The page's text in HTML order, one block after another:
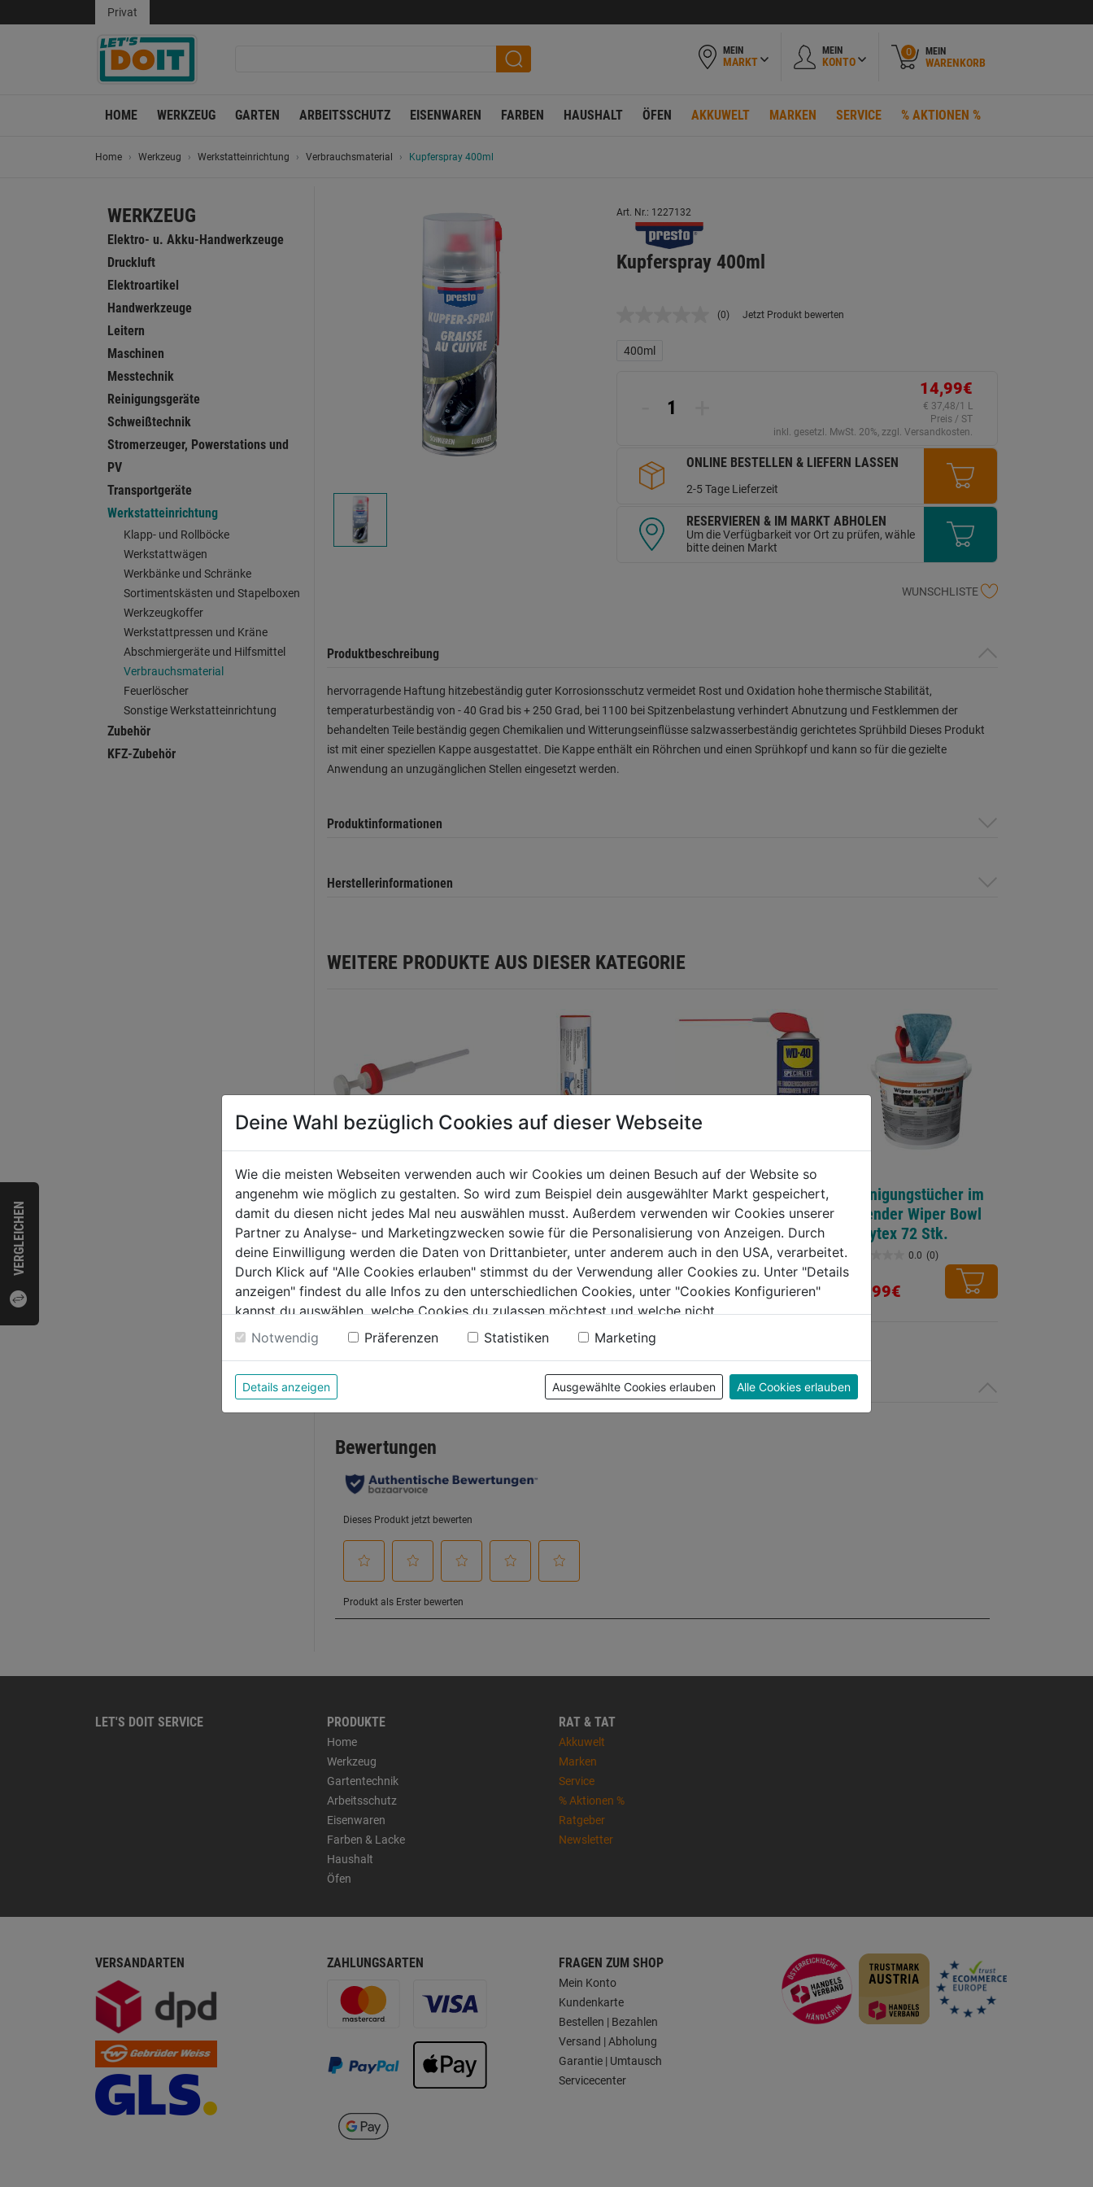
VERGLEICHEN
Privat
MEIN
MARKT
MEIN
KONTO
0 MEIN
WARENKORB
HOME WERKZEUG GARTEN ARBEITSSCHUTZ EISENWAREN FARBEN HAUSHALT ÖFEN AKKUWELT MARKEN SERVICE % AKTIONEN %
Home Werkzeug Werkstatteinrichtung Verbrauchsmaterial Kupferspray 400ml
WERKZEUG
Elektro- u. Akku-Handwerkzeuge
Druckluft
Elektroartikel
Handwerkzeuge
Leitern
Maschinen
Messtechnik
Reinigungsgeräte
Schweißtechnik
Stromerzeuger, Powerstations und
PV
Transportgeräte
Werkstatteinrichtung
Klapp- und Rollböcke
Werkstattwägen
Werkbänke und Schränke
Sortimentskästen und Stapelboxen
Werkzeugkoffer
Werkstattpressen und Kräne
Abschmiergeräte und Hilfsmittel
Verbrauchsmaterial
Feuerlöscher
Sonstige Werkstatteinrichtung
Zubehör
KFZ-Zubehör
Art. Nr.: 1227132
Kupferspray 400ml
Kein
(0) Jetzt Produkt bewerten
400ml
14,99€
€ 37,48/1 L
Preis / ST
inkl. gesetzl. MwSt. 20%, zzgl. Versandkosten.
ONLINE BESTELLEN & LIEFERN LASSEN
2-5 Tage Lieferzeit
RESERVIEREN & IM MARKT ABHOLEN
Um die Verfügbarkeit vor Ort zu prüfen, wähle
bitte deinen Markt
WUNSCHLISTE
Produktbeschreibung
hervorragende Haftung hitzebeständig guter Korrosionsschutz vermeidet Rost und Oxidation hohe thermische Stabilität,
temperaturbeständig von - 40 Grad bis + 250 Grad, bei 1100 bei Spitzenbelastung verhindert Abnutzung und Festklemmen der
behandelten Teile beständig gegen Chemikalien und Witterungseinflüsse salzwasserbeständig gerichtetes Sprühbild Dieses Produkt
ist mit einer speziellen Kappe ausgestattet. Die Kappe enthält ein Röhrchen und einen Sprühkopf und kann so für die gezielte
Anwendung an unzugänglichen Stellen eingesetzt werden.
Produktinformationen
Herstellerinformationen
WEITERE PRODUKTE AUS DIESER KATEGORIE
Pumpe für 1l-
Enghalsgebinde
passend zu Art.Nr.
1280099 0.0 (0)
0.0
5
15,59€
Hochleistungsfett AL-
M 400g Langzeitfett
mit MoS2
0.0 (0)
von
15,59€
€ 38,98/1 KG
Trockenschmierspray
Specialist, Smart
Straw 400ml
0.0 (0)
0.0
von
15,59€
€ 38,98/1 L
Reinigungstücher im
Spender Wiper Bowl
Polytex 72 Stk.
0.0 (0)
15,99€
Bewertung
LET'S DOIT SERVICE PRODUKTE
Home
Werkzeug
Gartentechnik
Arbeitsschutz
Eisenwaren
Farben & Lacke
Haushalt
Öfen
RAT & TAT
Akkuwelt
Marken
Service
% Aktionen %
Ratgeber
Newsletter
VERSANDARTEN ZAHLUNGSARTEN FRAGEN ZUM SHOP
Mein Konto
Kundenkarte
Bestellen | Bezahlen
Versand | Abholung
Garantie | Umtausch
Servicecenter
Deine Wahl bezüglich Cookies auf dieser Webseite
Wie die meisten Webseiten verwenden auch wir Cookies um deinen Besuch auf der Website so
angenehm wie möglich zu gestalten. So wird zum Beispiel dein ausgewählter Markt gespeichert,
damit du diesen nicht jedes Mal neu auswählen musst. Außerdem verwenden wir Cookies unserer
Partner zu Analyse- und Marketingzwecken sowie für die Personalisierung von Anzeigen. Durch
deine Einwilligung werden die Daten von Drittanbieter, unter anderem auch in den USA, verarbeitet.
Durch Klick auf "Alle Cookies erlauben" stimmst du der Verwendung aller Cookies zu. Unter "Details
anzeigen" findest du alle Infos zu den unterschiedlichen Cookies, unter "Cookies Konfigurieren"
kannst du auswählen, welche Cookies du zulassen möchtest und welche nicht.
Weitere Informationen findest du in unserer Datenschutzerklärung
Notwendig Präferenzen Statistiken Marketing
Details anzeigen Ausgewählte Cookies erlauben Alle Cookies erlauben